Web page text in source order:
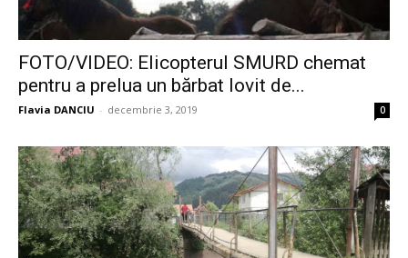
FOTO/VIDEO: Elicopterul SMURD chemat
pentru a prelua un bărbat lovit de...
Flavia DANCIU - decembrie 3, 2019 0